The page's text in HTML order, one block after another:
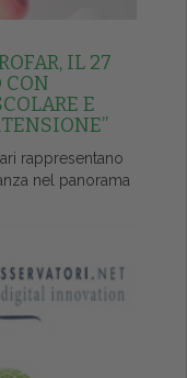
IL 27
CON
E
rappresentano
nel panorama